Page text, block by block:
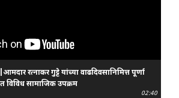
रत्नाकर गुट्टे यांच्या वाढदिवसानिमित्त पूर्णा
विविध सामाजिक उपक्रम
02:40